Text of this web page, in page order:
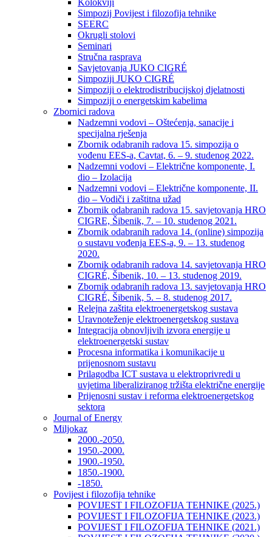
Kolokviji​
Simpozij Povijest i filozofija tehnike
SEERC
Okrugli stolovi
Seminari​
Stručna rasprava​
Savjetovanja JUKO CIGRÉ
Simpoziji JUKO CIGRÉ
Simpoziji o elektrodistribucijskoj djelatnosti
Simpoziji o energetskim kabelima
Zbornici radova
Nadzemni vodovi – Oštećenja, sanacije i
specijalna rješenja
Zbornik odabranih radova 15. simpozija o
vođenu EES-a, Cavtat, 6. – 9. studenog 2022.
Nadzemni vodovi – Električne komponente, I.
dio – Izolacija
Nadzemni vodovi – Električne komponente, II.
dio – Vodiči i zaštitna užad
Zbornik odabranih radova 15. savjetovanja HRO
CIGRE, Šibenik, 7. – 10. studenog 2021.
Zbornik odabranih radova 14. (online) simpozija
o sustavu vođenja EES-a, 9. – 13. studenog
2020.
Zbornik odabranih radova 14. savjetovanja HRO
CIGRÉ, Šibenik, 10. – 13. studenog 2019.
Zbornik odabranih radova 13. savjetovanja HRO
CIGRÉ, Šibenik, 5. – 8. studenog 2017.
Relejna zaštita elektroenergetskog sustava
Uravnoteženje elektroenergetskog sustava
Integracija obnovljivih izvora energije u
elektroenergetski sustav
Procesna informatika i komunikacije u
prijenosnom sustavu
Prilagodba ICT sustava u elektroprivredi u
uvjetima liberaliziranog tržišta električne energije
Prijenosni sustav i reforma elektroenergetskog
sektora
Journal of Energy
Miljokaz
2000.-2050.
1950.-2000.
1900.-1950.
1850.-1900.
-1850.
Povijest i filozofija tehnike
POVIJEST I FILOZOFIJA TEHNIKE (2025.)
POVIJEST I FILOZOFIJA TEHNIKE (2023.)
POVIJEST I FILOZOFIJA TEHNIKE (2021.)